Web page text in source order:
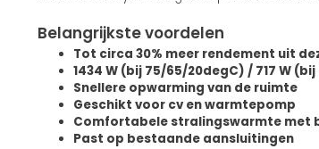
Belangrijkste voordelen
Tot circa 30% meer rendement uit
1434 W (bij 75/65/20degC) / 717 W
Snellere opwarming van de ruimte
Geschikt voor cv en warmtepomp
Comfortabele stralingswarmte met
Past op bestaande aansluitingen